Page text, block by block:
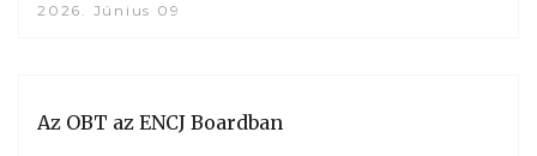
2026. Június 09
Az OBT az ENCJ Boardban